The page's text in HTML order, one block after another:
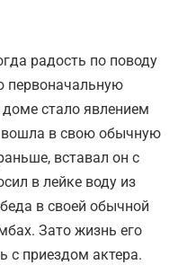
радость по поводу
первоначальную
доме стало явлением
в свою обычную
вставал он с
в лейке воду из
в своей обычной
Зато жизнь его
с приездом актера.